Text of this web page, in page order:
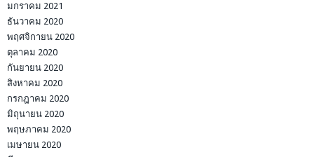
มกราคม 2021
ธันวาคม 2020
พฤศจิกายน 2020
ตุลาคม 2020
กันยายน 2020
สิงหาคม 2020
กรกฎาคม 2020
มิถุนายน 2020
พฤษภาคม 2020
เมษายน 2020